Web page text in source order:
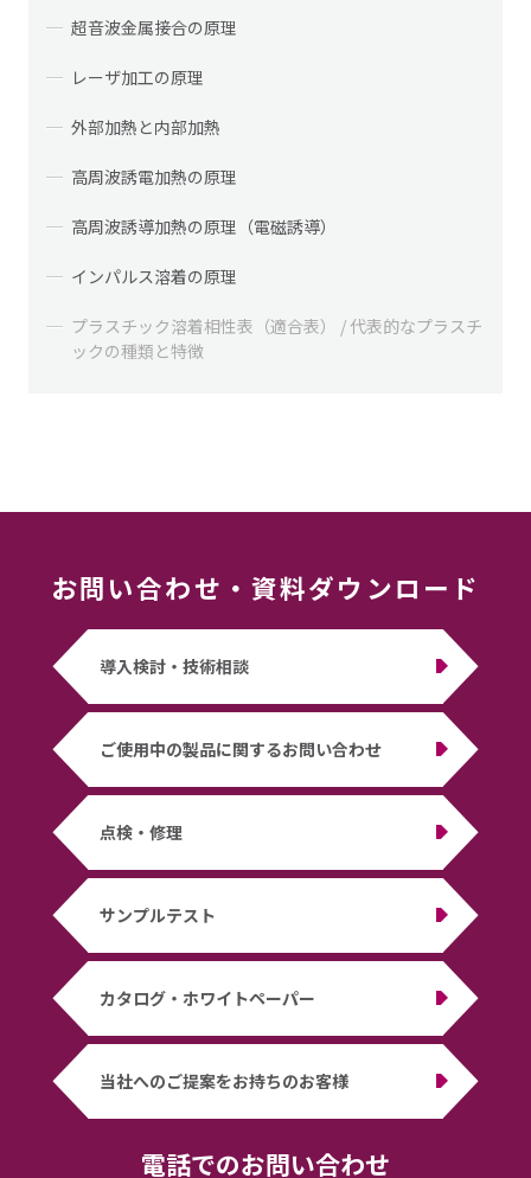
超音波金属接合の原理
レーザ加工の原理
外部加熱と内部加熱
高周波誘電加熱の原理
高周波誘導加熱の原理（電磁誘導）
インパルス溶着の原理
プラスチック溶着相性表（適合表） / 代表的なプラスチ
ックの種類と特徴
お問い合わせ ・ 資料ダウンロード
導入検討・技術相談
ご使用中の製品に関するお問い合わせ
点検・修理
サンプルテスト
カタログ・ホワイトペーパー
当社へのご提案をお持ちのお客様
電話でのお問い合わせ